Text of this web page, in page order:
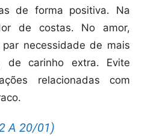
de forma positiva. Na
de costas. No amor,
necessidade de mais
de carinho extra. Evite
relacionadas com
A 20/01)